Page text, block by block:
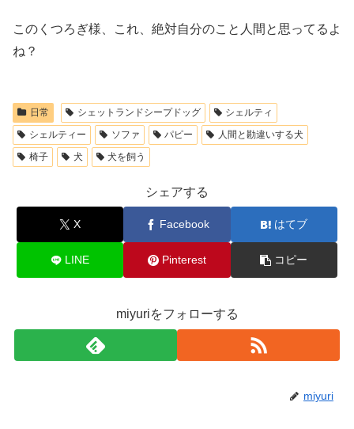
このくつろぎ様、これ、絶対自分のこと人間と思ってるよ
ね？
日常 シェットランドシープドッグ
シェルティ
シェルティー
ソファ パピー
人間と勘違いする犬
椅子
犬 犬を飼う
シェアする
X Facebook はてブ
LINE Pinterest コピー
miyuriをフォローする
miyuri